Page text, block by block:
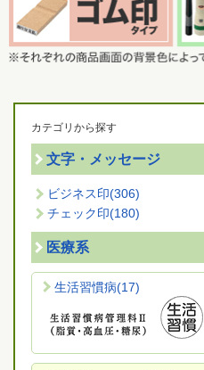
カテゴリから探す
文字・メッセージ
ビジネス印(306)
チェック印(180)
医療系
生活習慣病(17)